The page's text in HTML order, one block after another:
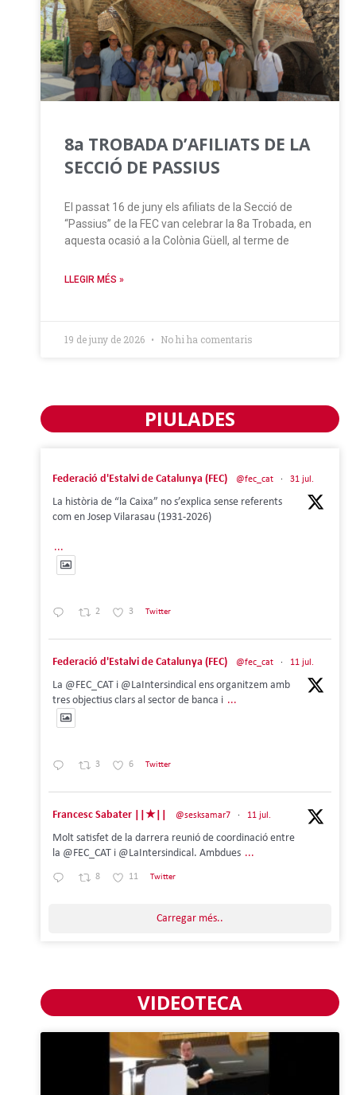
8a TROBADA D’AFILIATS DE LA
SECCIÓ DE PASSIUS
El passat 16 de juny els afiliats de la Secció de
“Passius” de la FEC van celebrar la 8a Trobada, en
aquesta ocasió a la Colònia Güell, al terme de
LLEGIR MÉS »
19 de juny de 2026 No hi ha comentaris
PIULADES
Federació d'Estalvi de Catalunya (FEC) @fec_cat · 31 jul.
La història de “la Caixa” no s’explica sense referents
com en Josep Vilarasau (1931-2026)
...
2 3 Twitter
Federació d'Estalvi de Catalunya (FEC) @fec_cat · 11 jul.
La @FEC_CAT i @LaIntersindical ens organitzem amb
tres objectius clars al sector de banca i ...
3 6 Twitter
Francesc Sabater ||★|| @sesksamar7 · 11 jul.
Molt satisfet de la darrera reunió de coordinació entre
la @FEC_CAT i @LaIntersindical. Ambdues ...
8 11 Twitter
Carregar més..
VIDEOTECA